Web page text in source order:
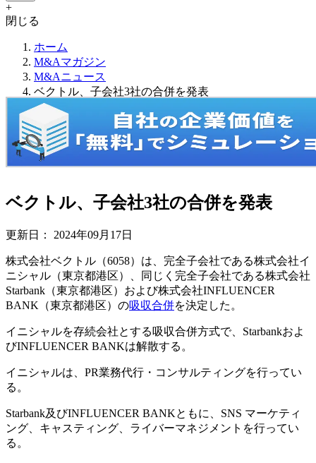
+
閉じる
ホーム
M&Aマガジン
M&Aニュース
ベクトル、子会社3社の合併を発表
ベクトル、子会社3社の合併を発表
更新日： 2024年09月17日
株式会社ベクトル（6058）は、完全子会社である株式会社イ
ニシャル（東京都港区）、同じく完全子会社である株式会社
Starbank（東京都港区）および株式会社INFLUENCER
BANK（東京都港区）の吸収合併を決定した。
イニシャルを存続会社とする吸収合併方式で、Starbankおよ
びINFLUENCER BANKは解散する。
イニシャルは、PR業務代行・コンサルティングを行ってい
る。
Starbank及びINFLUENCER BANKともに、SNS マーケティ
ング、キャスティング、ライバーマネジメントを行ってい
る。